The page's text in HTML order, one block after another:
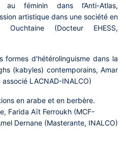
au féminin dans l’Anti-Atlas,
artistique dans une société en
Ouchtaine (Docteur EHESS,
formes d'hétérolinguisme dans la
(kabyles) contemporains, Amar
LACNAD-INALCO)
en arabe et en berbère.
Farida Aït Ferroukh (MCF-
Dernane (Masterante, INALCO)